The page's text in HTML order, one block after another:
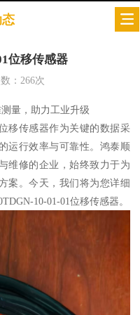
位移传感器
： 266次
量，助力工业升级
移传感器作为关键的数据采
运行效率与可靠性。鸿泰顺
维修的企业，始终致力于为
案。今天，我们将为您详细
10-01-01位移传感器。